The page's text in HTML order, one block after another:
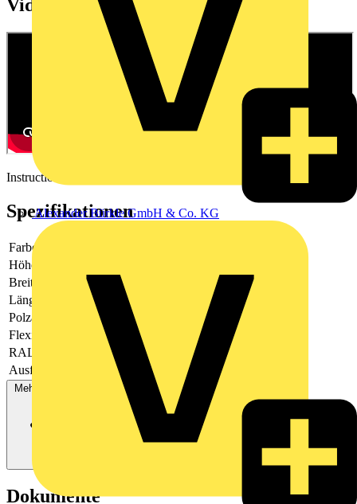
Alexander Bürkle GmbH & Co. KG
Videos
Instructional video
Spezifikationen
Farbe
Höhe
Breite
51
Länge
3000
Polzahl
10
Flexibel
Nein
RAL-Nummer
9003
Ausführung
Doppel
Mehr anzeigen
Dokumente